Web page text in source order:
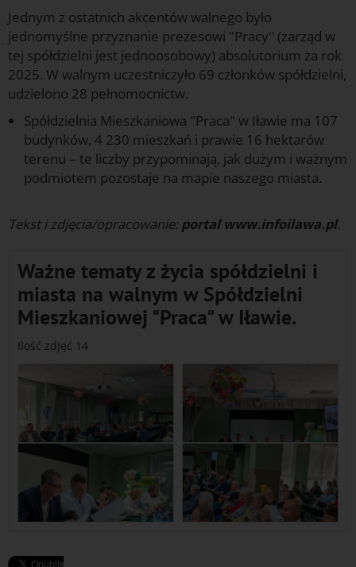
Jednym z ostatnich akcentów walnego było
jednomyślne przyznanie prezesowi "Pracy" (zarząd w
tej spółdzielni jest jednoosobowy) absolutorium za rok
2025. W walnym uczestniczyło 69 członków spółdzielni,
udzielono 28 pełnomocnictw.
Spółdzielnia Mieszkaniowa "Praca" w Iławie ma 107
budynków, 4 230 mieszkań i prawie 16 hektarów
terenu – te liczby przypominają, jak dużym i ważnym
podmiotem pozostaje na mapie naszego miasta.
Tekst i zdjęcia/opracowanie:portal www.infoilawa.pl.
Ważne tematy z życia spółdzielni i
miasta na walnym w Spółdzielni
Mieszkaniowej "Praca" w Iławie.
Ilość zdjęć 14